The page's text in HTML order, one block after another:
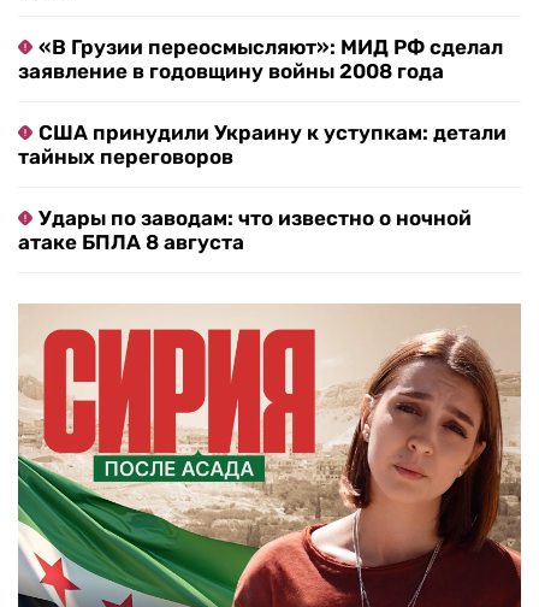
«В Грузии переосмысляют»: МИД РФ сделал
заявление в годовщину войны 2008 года
США принудили Украину к уступкам: детали
тайных переговоров
Удары по заводам: что известно о ночной
атаке БПЛА 8 августа